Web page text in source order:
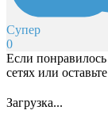
Супер
0
Если
сетях или
Загрузка...